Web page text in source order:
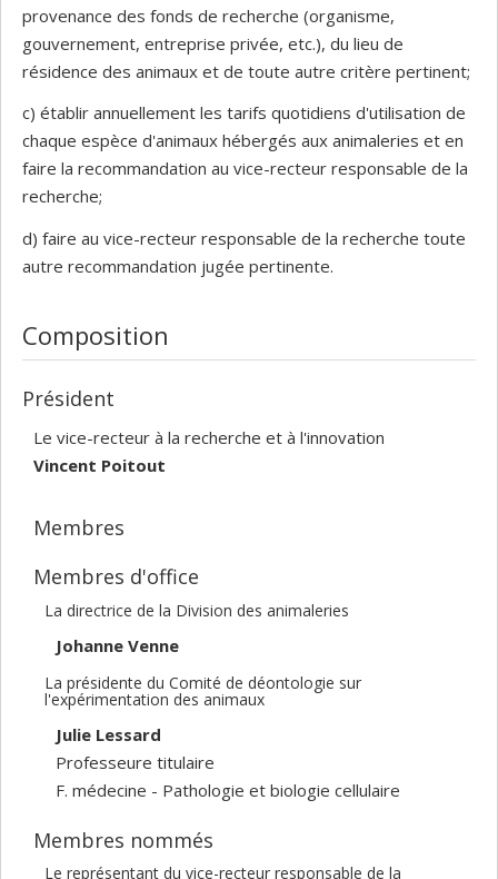
provenance des fonds de recherche (organisme,
gouvernement, entreprise privée, etc.), du lieu de
résidence des animaux et de toute autre critère pertinent;
c) établir annuellement les tarifs quotidiens d'utilisation de
chaque espèce d'animaux hébergés aux animaleries et en
faire la recommandation au vice-recteur responsable de la
recherche;
d) faire au vice-recteur responsable de la recherche toute
autre recommandation jugée pertinente.
Composition
Président
Le vice-recteur à la recherche et à l'innovation
Vincent Poitout
Membres
Membres d'office
La directrice de la Division des animaleries
Johanne Venne
La présidente du Comité de déontologie sur
l'expérimentation des animaux
Julie Lessard
Professeure titulaire
F. médecine - Pathologie et biologie cellulaire
Membres nommés
Le représentant du vice-recteur responsable de la